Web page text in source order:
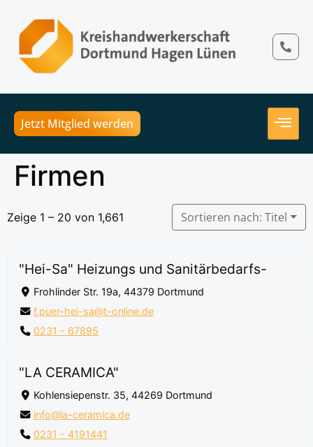
Jetzt Mitglied werden
Firmen
Zeige 1 – 20 von 1,661 Sortieren nach: Titel
"Hei-Sa" Heizungs und Sanitärbedarfs-
Frohlinder Str. 19a, 44379 Dortmund
f.puer-hei-sa@t-online.de
0231 - 67895
"LA CERAMICA"
Kohlensiepenstr. 35, 44269 Dortmund
info@la-ceramica.de
0231 - 4191441